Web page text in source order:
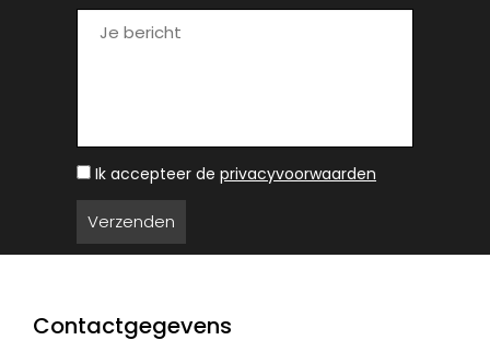
Ik accepteer de privacyvoorwaarden
Contactgegevens